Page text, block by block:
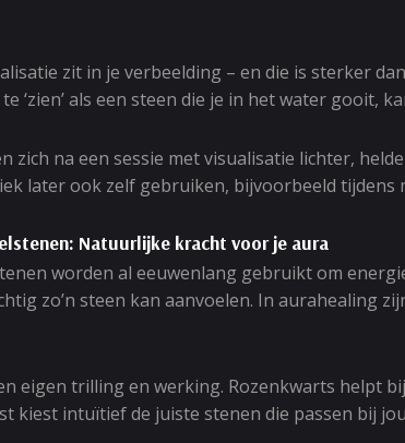
zit in je verbeelding – en die is sterker
‘zien’ als een steen die je in het water gooit,
zich na een sessie met visualisatie lichter,
later ook zelf gebruiken, bijvoorbeeld tijdens
Natuurlijke kracht voor je aura
worden al eeuwenlang gebruikt om
zo’n steen kan aanvoelen. In aurahealing
eigen trilling en werking. Rozenkwarts helpt
kiest intuïtief de juiste stenen die passen bij